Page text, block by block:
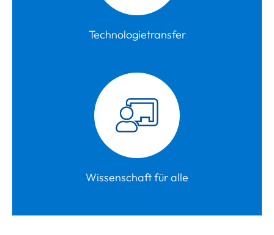
Technologietransfer
Wissenschaft für alle